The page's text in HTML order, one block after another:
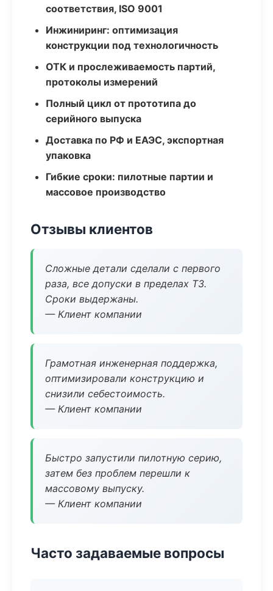
соответствия, ISO 9001
Инжиниринг: оптимизация
конструкции под технологичность
ОТК и прослеживаемость партий,
протоколы измерений
Полный цикл от прототипа до
серийного выпуска
Доставка по РФ и ЕАЭС, экспортная
упаковка
Гибкие сроки: пилотные партии и
массовое производство
Отзывы клиентов
Сложные детали сделали с первого
раза, все допуски в пределах ТЗ.
Сроки выдержаны.
— Клиент компании
Грамотная инженерная поддержка,
оптимизировали конструкцию и
снизили себестоимость.
— Клиент компании
Быстро запустили пилотную серию,
затем без проблем перешли к
массовому выпуску.
— Клиент компании
Часто задаваемые вопросы